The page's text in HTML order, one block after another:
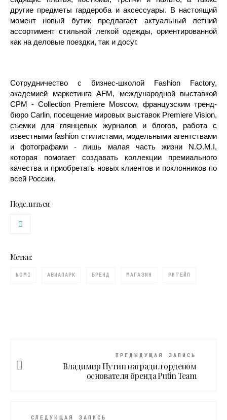
другие предметы гардероба и аксессуары. В настоящий
момент новый бутик предлагает актуальный летний
ассортимент стильной легкой одежды, ориентированной
как на деловые поездки, так и досуг.
Сотрудничество с бизнес-школой Fashion Factory,
академией маркетинга AFM, международной выставкой
CPM - Collection Premiere Moscow, французским тренд-
бюро Carlin, посещение мировых выставок Premiere Vision,
съемки для глянцевых журналов и блогов, работа с
известными fashion стилистами, модельными агентствами
и фотографами - лишь малая часть жизни N.O.M.I,
которая помогает создавать коллекции премиального
качества и приобретать новых клиентов и поклонников по
всей России.
Поделиться:
Метки:
NOMI АВИАПАРК БРЕНД МАГАЗИН РИТЕЙЛ
ПРЕДЫДУЩАЯ ЗАПИСЬ
Владимир Путин наградил орденом
основателя бренда Putin Team
СЛЕДУЮЩАЯ ЗАПИСЬ